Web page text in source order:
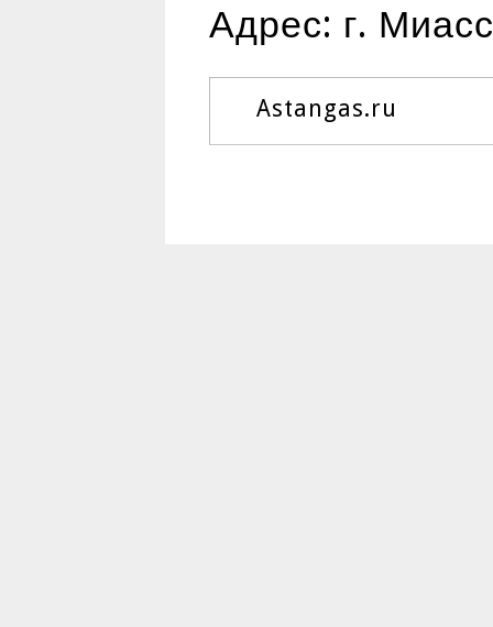
Адрес: г.
Astangas.ru